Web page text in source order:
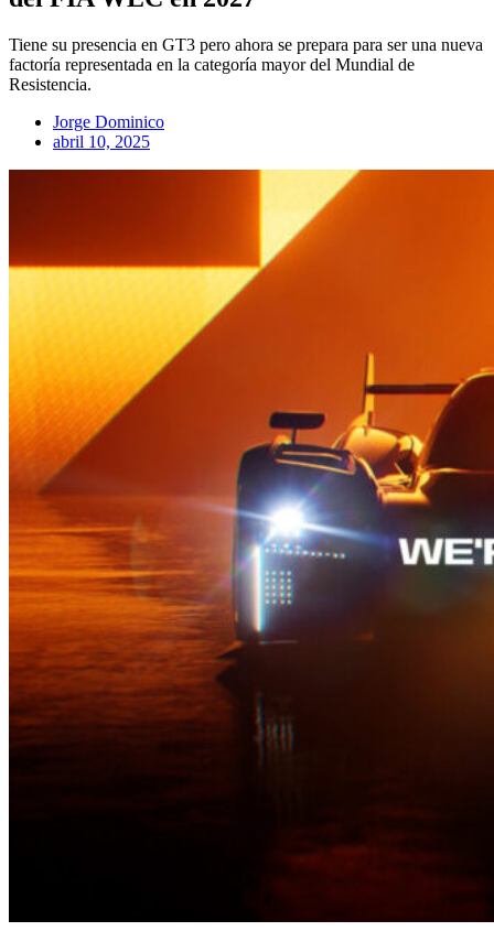
Tiene su presencia en GT3 pero ahora se prepara para ser una nueva
factoría representada en la categoría mayor del Mundial de
Resistencia.
Jorge Dominico
abril 10, 2025